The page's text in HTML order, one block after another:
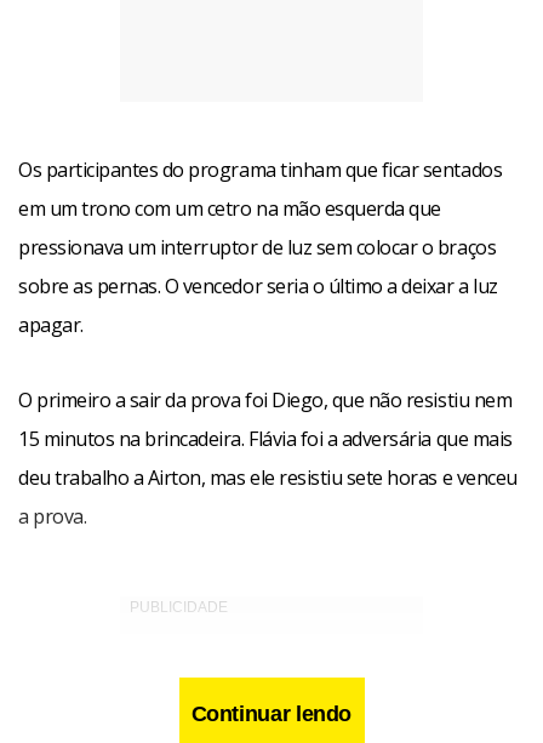
Os participantes do programa tinham que ficar sentados
em um trono com um cetro na mão esquerda que
pressionava um interruptor de luz sem colocar o braços
sobre as pernas. O vencedor seria o último a deixar a luz
apagar.
O primeiro a sair da prova foi Diego, que não resistiu nem
15 minutos na brincadeira. Flávia foi a adversária que mais
deu trabalho a Airton, mas ele resistiu sete horas e venceu
a prova.
Continuar lendo